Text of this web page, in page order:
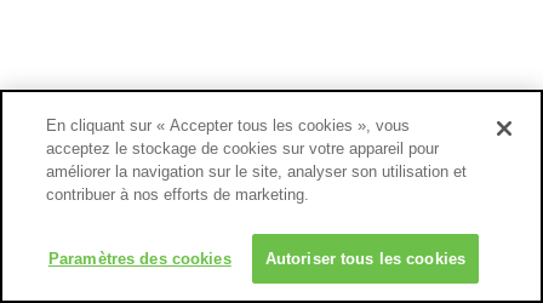
En cliquant sur « Accepter tous les cookies », vous
acceptez le stockage de cookies sur votre appareil pour
améliorer la navigation sur le site, analyser son utilisation et
contribuer à nos efforts de marketing.
Paramètres des cookies Autoriser tous les cookies